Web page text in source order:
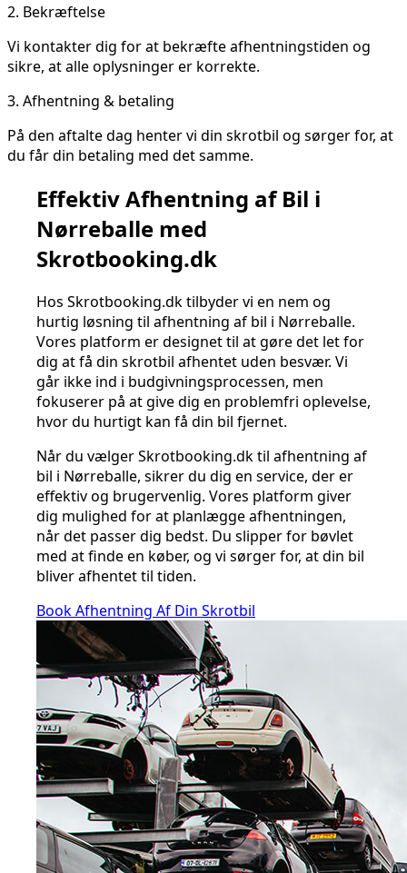
2. Bekræftelse
Vi kontakter dig for at bekræfte afhentningstiden og
sikre, at alle oplysninger er korrekte.
3. Afhentning & betaling
På den aftalte dag henter vi din skrotbil og sørger for, at
du får din betaling med det samme.
Effektiv Afhentning af Bil i
Nørreballe med
Skrotbooking.dk
Hos Skrotbooking.dk tilbyder vi en nem og
hurtig løsning til afhentning af bil i Nørreballe.
Vores platform er designet til at gøre det let for
dig at få din skrotbil afhentet uden besvær. Vi
går ikke ind i budgivningsprocessen, men
fokuserer på at give dig en problemfri oplevelse,
hvor du hurtigt kan få din bil fjernet.
Når du vælger Skrotbooking.dk til afhentning af
bil i Nørreballe, sikrer du dig en service, der er
effektiv og brugervenlig. Vores platform giver
dig mulighed for at planlægge afhentningen,
når det passer dig bedst. Du slipper for bøvlet
med at finde en køber, og vi sørger for, at din bil
bliver afhentet til tiden.
Book Afhentning Af Din Skrotbil